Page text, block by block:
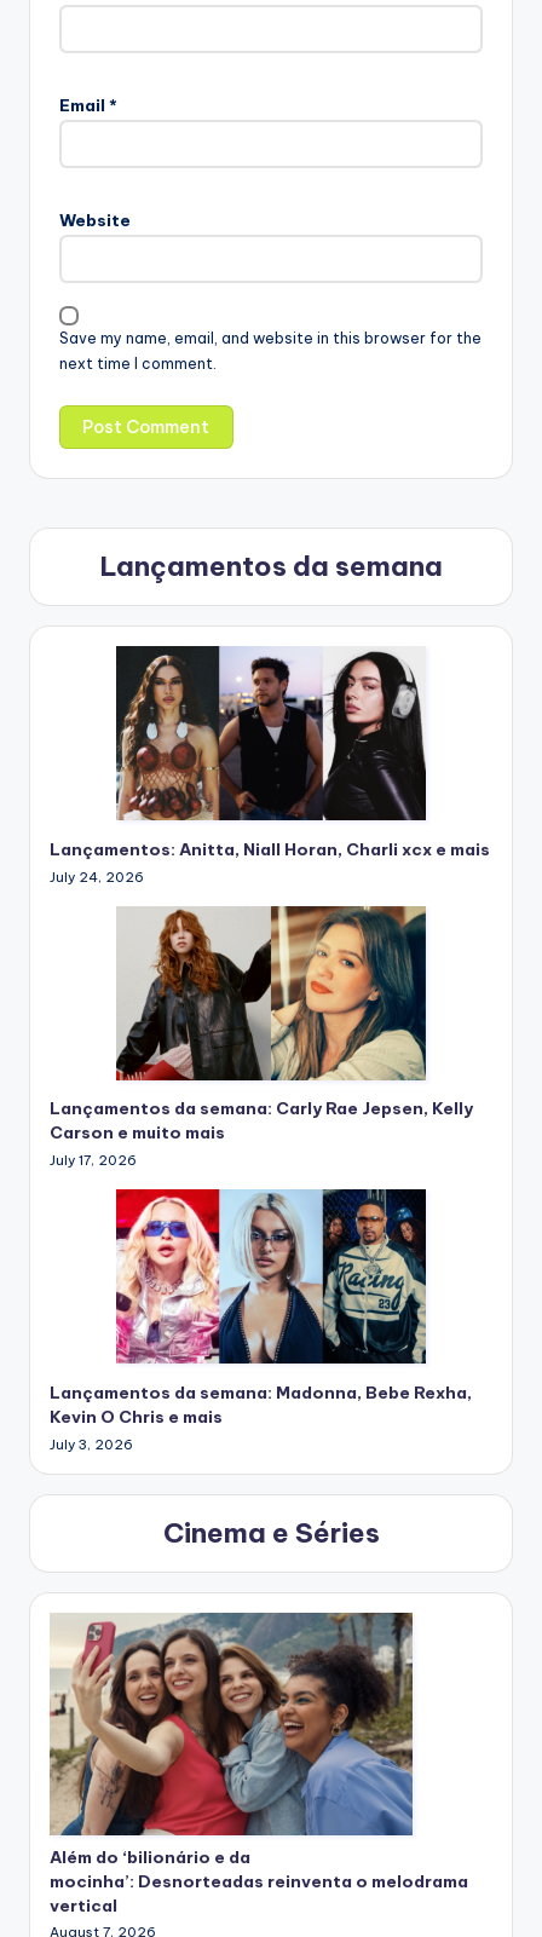
Email *
Website
Save my name, email, and website in this browser for the
next time I comment.
Lançamentos da semana
Lançamentos: Anitta, Niall Horan, Charli xcx e mais
July 24, 2026
Lançamentos da semana: Carly Rae Jepsen, Kelly
Carson e muito mais
July 17, 2026
Lançamentos da semana: Madonna, Bebe Rexha,
Kevin O Chris e mais
July 3, 2026
Cinema e Séries
Além do ‘bilionário e da
mocinha’: Desnorteadas reinventa o melodrama
vertical
August 7, 2026